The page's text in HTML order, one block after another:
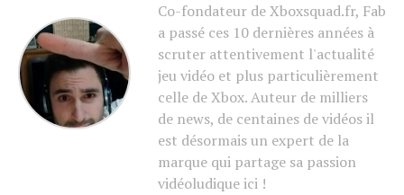
Co-fondateur de Xboxsquad.fr, Fab
a passé ces 10 dernières années à
scruter attentivement l'actualité
jeu vidéo et plus particulièrement
celle de Xbox. Auteur de milliers
de news, de centaines de vidéos il
est désormais un expert de la
marque qui partage sa passion
vidéoludique ici !